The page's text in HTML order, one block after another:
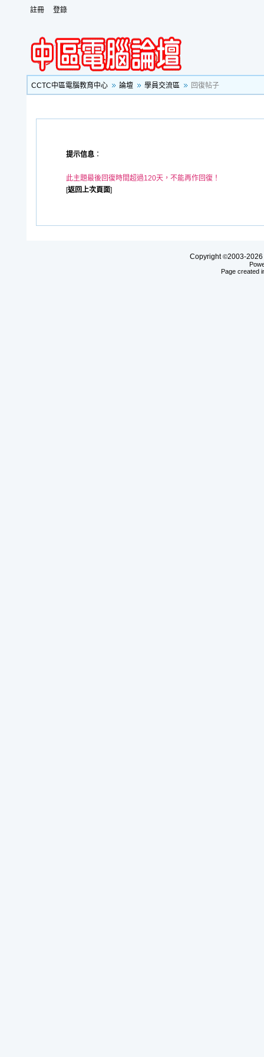
註冊 登錄
CCTC中區電腦教育中心 論壇 學員交流區 回復帖子
提示信息 ：
此主題最後回復時間超過120天，不能再作回復！
[返回上次頁面]
Copyright©2003-2026
Page created